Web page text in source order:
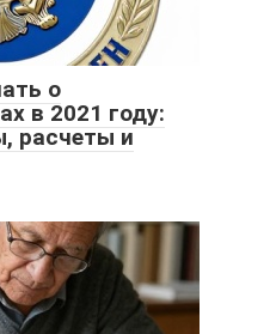
о
в 2021 году:
расчеты и